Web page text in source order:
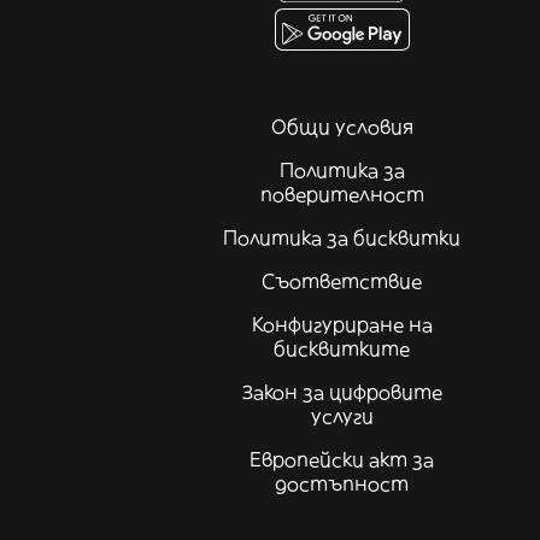
Общи условия
Политика за
поверителност
Политика за бисквитки
Съответствие
Конфигуриране на
бисквитките
Закон за цифровите
услуги
Европейски акт за
достъпност